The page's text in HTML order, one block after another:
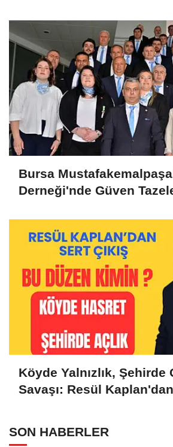
Bursa
Derneği'nde Güven
Köyde Yalnızlık, Şehirde
Savaşı: Resül Kaplan'dan
SON HABERLER